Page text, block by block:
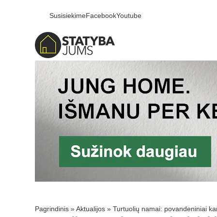
SusisiekimeFacebookYoutube
Pagrindinis »Aktualijos » Turtuolių namai: povandeniniai